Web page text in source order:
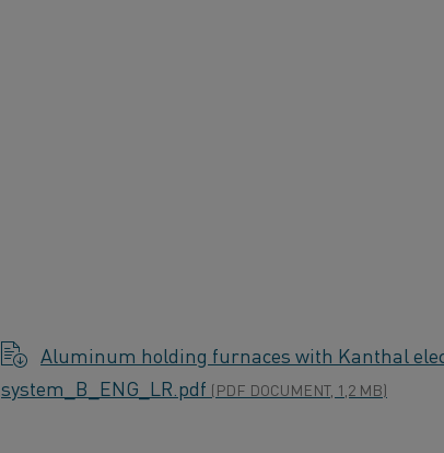
Aluminum holding furnaces with Kanthal
system_B_ENG_LR.pdf (PDF DOCUMENT, 1,2 MB)